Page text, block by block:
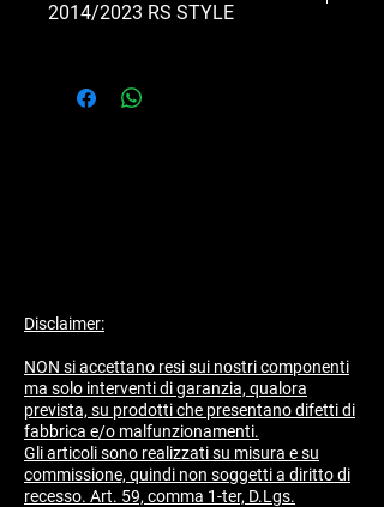
2014/2023 RS STYLE
removable ttrs logo.
Disclaimer:
NON si accettano resi sui nostri componenti
ma solo interventi di garanzia, qualora
prevista, su prodotti che presentano difetti di
fabbrica e/o malfunzionamenti.
​Gli articoli sono realizzati su misura e su
commissione, quindi non soggetti a diritto di
recesso. Art. 59, comma 1-ter, D.Lgs.